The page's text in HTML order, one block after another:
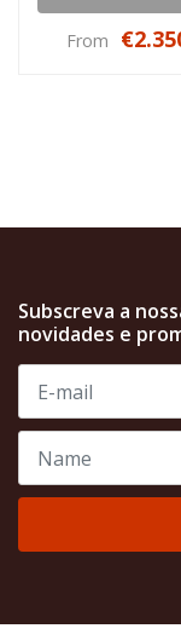
From
Subscreva a
novidades e